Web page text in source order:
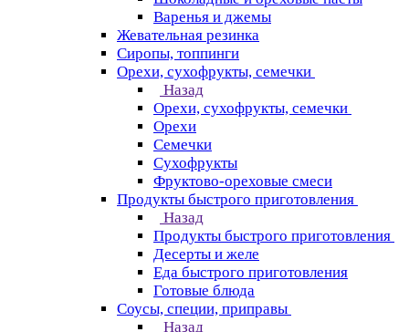
Варенья и джемы
Жевательная резинка
Сиропы, топпинги
Орехи, сухофрукты, семечки
Назад
Орехи, сухофрукты, семечки
Орехи
Семечки
Сухофрукты
Фруктово-ореховые смеси
Продукты быстрого приготовления
Назад
Продукты быстрого приготовления
Десерты и желе
Еда быстрого приготовления
Готовые блюда
Соусы, специи, приправы
Назад